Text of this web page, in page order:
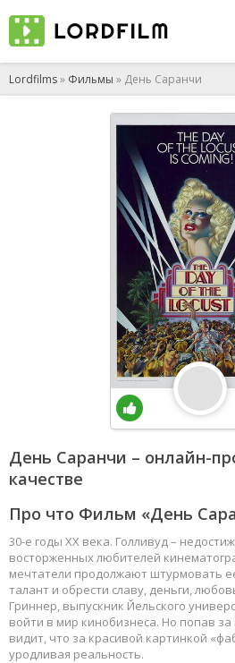
Lordfilms» Фильмы » День Саранчи
День Саранчи – онлайн-
качестве
Про что Фильм «День
30-е годы XX века. Голливуд –
восторженных любителей
мечтатели продолжают штурмовать
талант и обрести славу, деньги,
Гриннер, выпускник Йельского
войти в мир кинобизнеса. Но попав
видит, что за красивой картинкой
уродливая реальность.